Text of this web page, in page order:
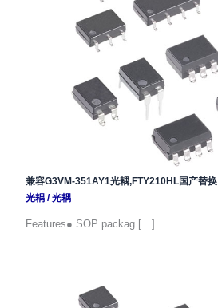
兼容G3VM-351AY1光耦,FTY210HL国产替换
光耦/光耦
Features● SOP packag […]